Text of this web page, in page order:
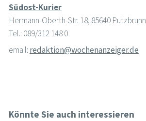
Südost-Kurier
Hermann-Oberth-Str. 18, 85640 Putzbrunn
Tel.: 089/312 148 0
email: redaktion@wochenanzeiger.de
Könnte Sie auch interessieren